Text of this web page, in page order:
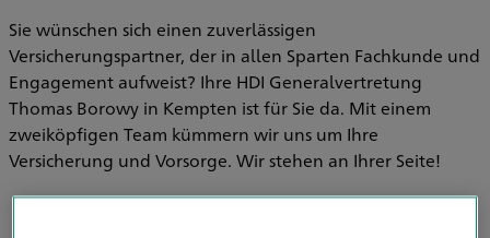
Sie wünschen sich einen zuverlässigen
Versicherungspartner, der in allen Sparten Fachkunde und
Engagement aufweist? Ihre HDI Generalvertretung
Thomas Borowy in Kempten ist für Sie da. Mit einem
zweiköpfigen Team kümmern wir uns um Ihre
Versicherung und Vorsorge. Wir stehen an Ihrer Seite!